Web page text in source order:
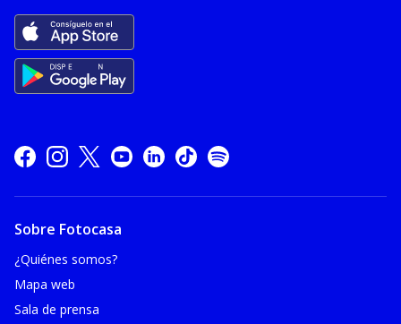
Sobre Fotocasa
¿Quiénes somos?
Mapa web
Sala de prensa